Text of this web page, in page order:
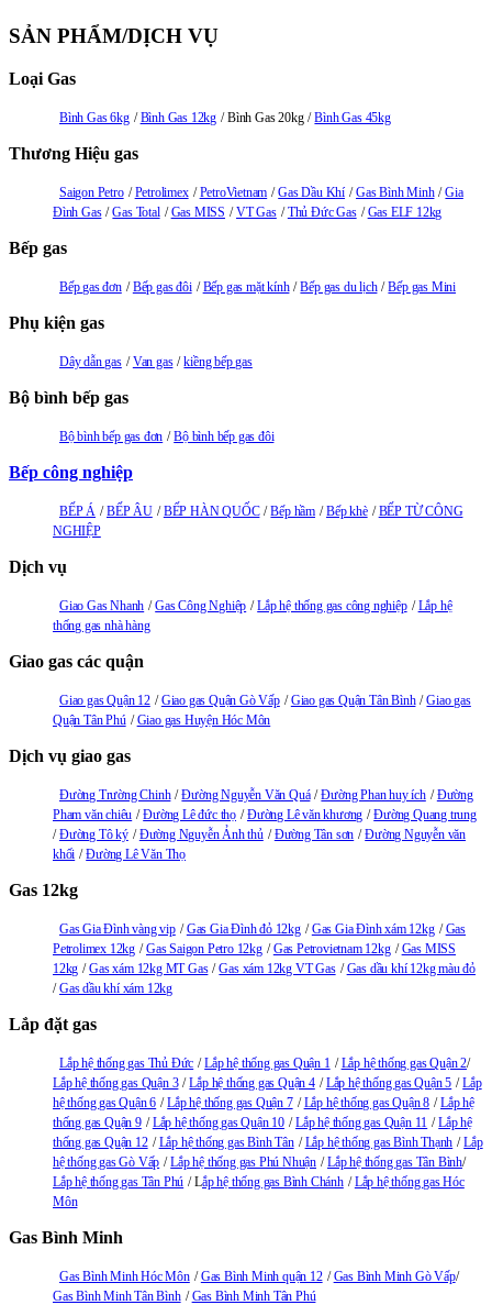
SẢN PHẨM/DỊCH VỤ
Loại Gas
Bình Gas 6kg Bình Gas 12kg Bình Gas 20kg Bình Gas 45kg
Thương Hiệu gas
Saigon Petro Petrolimex PetroVietnam Gas Dầu Khí Gas Bình Minh
Gia
Đình Gas
Gas Total Gas MISS VT Gas Thủ Đức Gas Gas ELF 12kg
Bếp gas
Bếp gas đơn Bếp gas đôi Bếp gas mặt kính Bếp gas du lịch Bếp gas Mini
Phụ kiện gas
Dây dẫn gas Van gas kiềng bếp gas
Bộ bình bếp gas
Bộ bình bếp gas đơn Bộ bình bếp gas đôi
Bếp công nghiệp
BẾP Á BẾP ÂU BẾP HÀN QUỐC Bếp hầm Bếp khè
BẾP TỪ CÔNG
NGHIỆP
Dịch vụ
Giao Gas Nhanh Gas Công Nghiệp Lắp hệ thống gas công nghiệp
Lắp hệ
thống gas nhà hàng
Giao gas các quận
Giao gas Quận 12 Giao gas Quận Gò Vấp Giao gas Quận Tân Bình
Giao gas
Quận Tân Phú
Giao gas Huyện Hóc Môn
Dịch vụ giao gas
Đường Trường Chinh Đường Nguyễn Văn Quá Đường Phan huy ích
Đường
Pham văn chiêu
Đường Lê đức thọ Đường Lê văn khương
Đường Quang trung
Đường Tô ký
Đường Nguyễn Ảnh thủ Đường Tân sơn
Đường Nguyễn văn
khối
Đường Lê Văn Thọ
Gas 12kg
Gas Gia Đình vàng vip Gas Gia Đình đỏ 12kg Gas Gia Đình xám 12kg
Gas
Petrolimex 12kg
Gas Saigon Petro 12kg Gas Petrovietnam 12kg
Gas MISS
12kg
Gas xám 12kg MT Gas Gas xám 12kg VT Gas
Gas dầu khí 12kg màu đỏ
Gas dầu khí xám 12kg
Lắp đặt gas
Lắp hệ thống gas Thủ Đức Lắp hệ thống gas Quận 1
Lắp hệ thống gas Quận 2
Lắp hệ thống gas Quận 3
Lắp hệ thống gas Quận 4 Lắp hệ thống gas Quận 5
Lắp
hệ thống gas Quận 6
Lắp hệ thống gas Quận 7 Lắp hệ thống gas Quận 8
Lắp hệ
thống gas Quận 9
Lắp hệ thống gas Quận 10 Lắp hệ thống gas Quận 11
Lắp hệ
thống gas Quận 12
Lắp hệ thống gas Bình Tân Lắp hệ thống gas Bình Thạnh
Lắp
hệ thống gas Gò Vấp
Lắp hệ thống gas Phú Nhuận
Lắp hệ thống gas Tân Bình
Lắp hệ thống gas Tân Phú
Lắp hệ thống gas Bình Chánh
Lắp hệ thống gas Hóc
Môn
Gas Bình Minh
Gas Bình Minh Hóc Môn Gas Bình Minh quận 12
Gas Bình Minh Gò Vấp
Gas Bình Minh Tân Bình
Gas Bình Minh Tân Phú